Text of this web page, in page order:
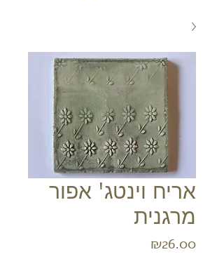
אריח וינטג' אפור
מרגנית
₪26.00